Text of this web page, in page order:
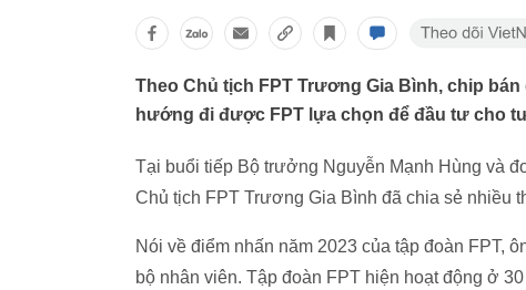
Theo Chủ tịch FPT Trương Gia Bình, chip
hướng đi được FPT lựa chọn để đầu tư cho
Tại buổi tiếp Bộ trưởng Nguyễn Mạnh Hùng và
Chủ tịch FPT Trương Gia Bình đã chia sẻ nhiều
Nói về điểm nhấn năm 2023 của tập đoàn FPT,
bộ nhân viên. Tập đoàn FPT hiện hoạt động ở